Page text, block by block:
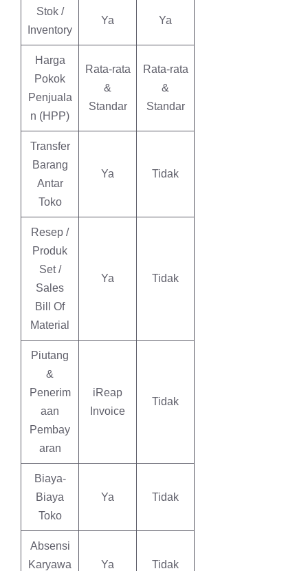
Stok /
Inventory
Ya Ya
Harga
Pokok
Penjuala
n (HPP)
Rata-rata
&
Standar
Rata-rata
&
Standar
Transfer
Barang
Antar
Toko
Ya Tidak
Resep /
Produk
Set /
Sales
Bill Of
Material
Ya Tidak
Piutang
&
Penerim
aan
Pembay
aran
iReap
Invoice
Tidak
Biaya-
Biaya
Toko
Ya Tidak
Absensi
Karyawa
Ya Tidak